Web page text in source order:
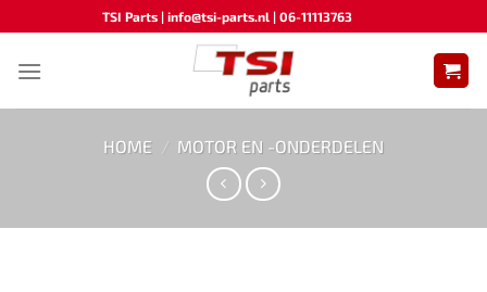
naar
inhoud
TSI Parts | info@tsi-parts.nl | 06-11113763
HOME / MOTOR EN -ONDERDELEN